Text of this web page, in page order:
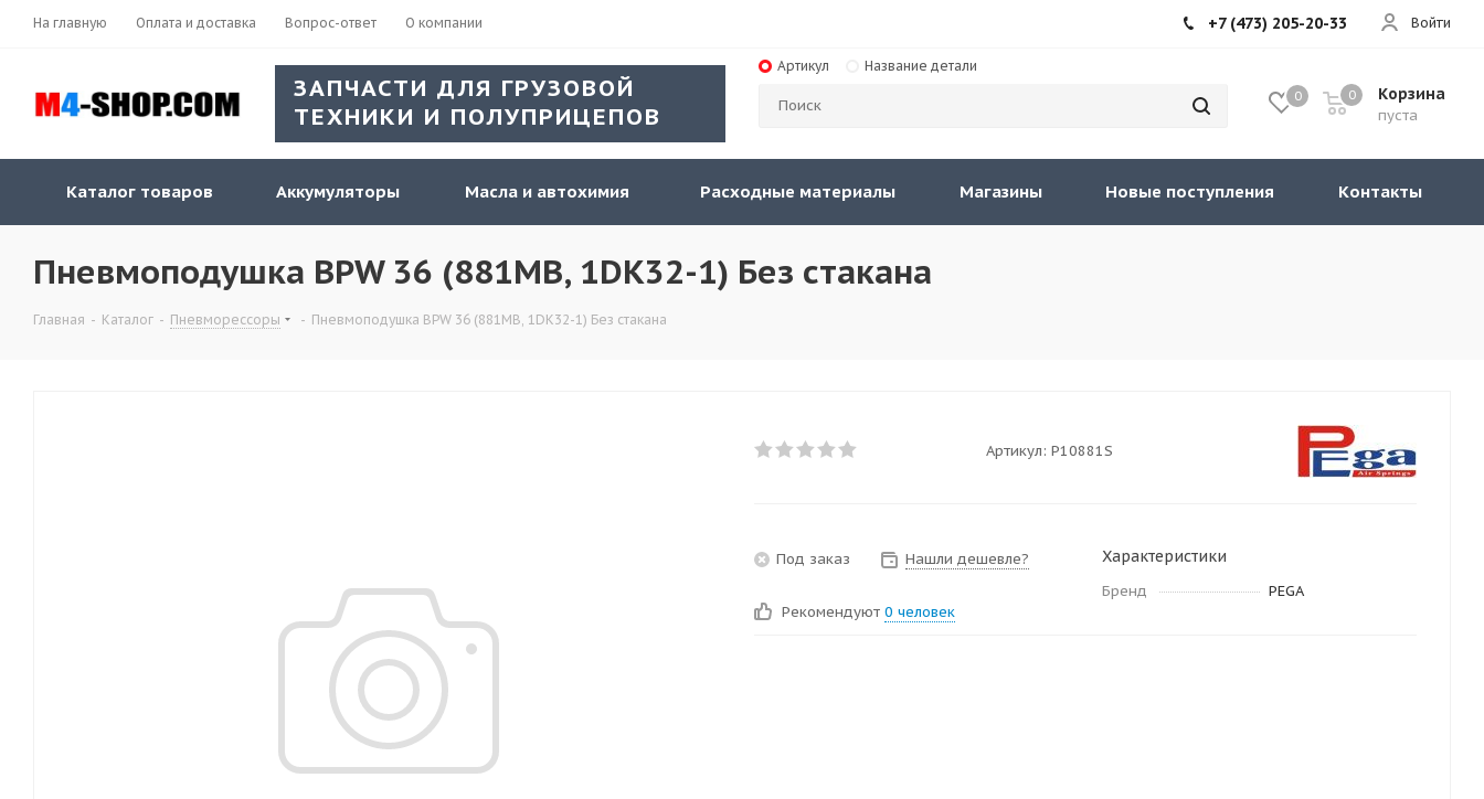
На главную Оплата и доставка Вопрос-ответ О компании Войти
+7 (473) 205-20-33
ЗАПЧАСТИ ДЛЯ ГРУЗОВОЙ
ТЕХНИКИ И ПОЛУПРИЦЕПОВ
Артикул Название детали
0 Корзина
пуста
0
Каталог товаров Аккумуляторы Масла и автохимия Расходные материалы Магазины Новые поступления Контакты
Пневмоподушка BPW 36 (881MB, 1DK32-1) Без стакана
Главная - Каталог - Пневморессоры - Пневмоподушка BPW 36 (881MB, 1DK32-1) Без стакана
Артикул: P10881S
Под заказ Нашли дешевле?
Рекомендуют 0 человек
Характеристики
Бренд PEGA